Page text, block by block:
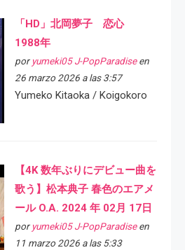
「HD」北岡夢子 恋心
1988年
por yumeki05 J-PopParadiseen
26 marzo 2026 a las 3:57
Yumeko Kitaoka / Koigokoro
【4K 数年ぶりにデビュー曲を
歌う】松本典子 春色のエアメ
ール O.A. 2024 年 02月 17日
por yumeki05 J-PopParadiseen
11 marzo 2026 a las 5:33